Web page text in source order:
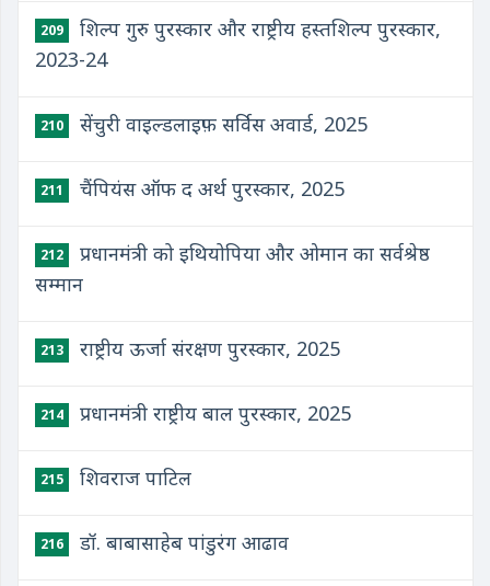
209
शिल्प गुरु पुरस्कार और राष्ट्रीय हस्तशिल्प पुरस्कार,
2023-24
210 सेंचुरी वाइल्डलाइफ़ सर्विस अवार्ड, 2025
211 चैंपियंस ऑफ द अर्थ पुरस्कार, 2025
212
प्रधानमंत्री को इथियोपिया और ओमान का सर्वश्रेष्ठ
सम्मान
213 राष्ट्रीय ऊर्जा संरक्षण पुरस्कार, 2025
214 प्रधानमंत्री राष्ट्रीय बाल पुरस्कार, 2025
215 शिवराज पाटिल
216 डॉ. बाबासाहेब पांडुरंग आढाव